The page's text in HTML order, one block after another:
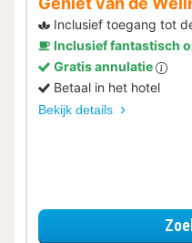
Inclusief toegang tot
Inclusief fantastisch
Gratis annulatie
Betaal in het hotel
Bekijk details